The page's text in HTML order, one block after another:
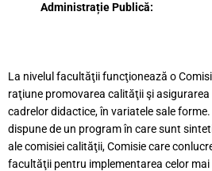
Administrație Publică:
La nivelul facultăţii funcţionează o
raţiune promovarea calităţii şi
cadrelor didactice, în variatele sale
dispune de un program în care sunt
ale comisiei calităţii, Comisie care
facultăţii pentru implementarea celor